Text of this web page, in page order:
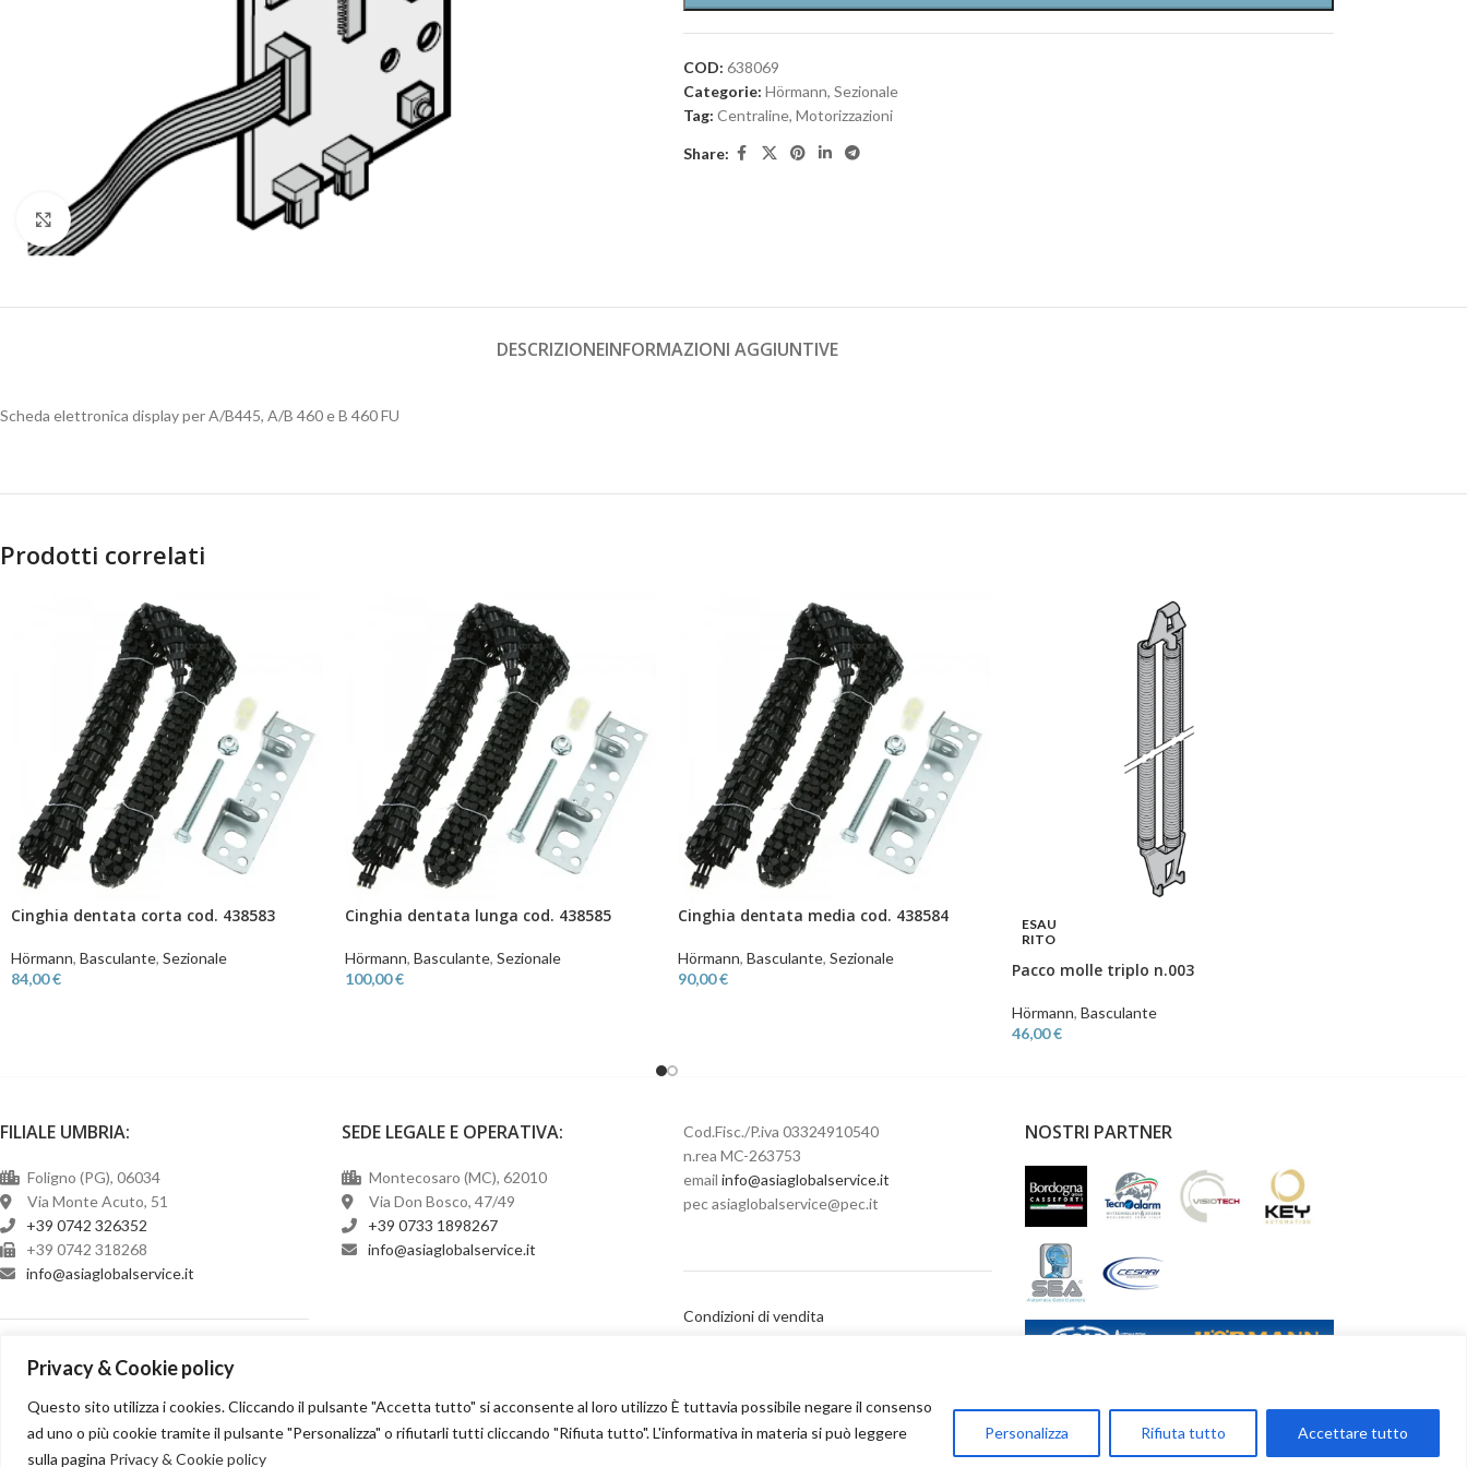
Privacy & Cookie policy
Questo sito utilizza i cookies. Cliccando il pulsante "Accetta tutto" si acconsente al loro utilizzo È tuttavia possibile negare il consenso
ad uno o più cookie tramite il pulsante "Personalizza" o rifiutarli tutti cliccando "Rifiuta tutto". L'informativa in materia si può leggere
sulla pagina Privacy & Cookie policy
Personalizza Rifiuta tutto Accettare tutto
Clicca per ingrandire
COD: 638069
Categorie: Hörmann, Sezionale
Tag: Centraline, Motorizzazioni
Share:
DESCRIZIONEINFORMAZIONI AGGIUNTIVE
Scheda elettronica display per A/B445, A/B 460 e B 460 FU
Prodotti correlati
Cinghia dentata corta cod. 438583
Hörmann, Basculante, Sezionale
84,00€
Cinghia dentata lunga cod. 438585
Hörmann, Basculante, Sezionale
100,00€
Cinghia dentata media cod. 438584
Hörmann, Basculante, Sezionale
90,00€
ESAU
RITO
Pacco molle triplo n.003
Hörmann, Basculante
46,00€
FILIALE UMBRIA:
Foligno (PG), 06034
Via Monte Acuto, 51
+39 0742 326352
+39 0742 318268
ti.ecivreslabolgaisa
@ofni
Seguici su:
SEDE LEGALE E OPERATIVA:
Montecosaro (MC), 62010
Via Don Bosco, 47/49
+39 0733 1898267
ti.ecivreslabolgaisa
@ofni
Cod.Fisc./P.iva 03324910540
n.rea MC-263753
email info@asiaglobalservice.it
pec asiaglobalservice@pec.it
Condizioni di vendita
Recesso
NOSTRI PARTNER